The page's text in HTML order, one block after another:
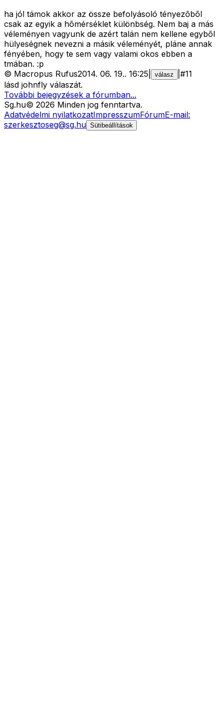
ha jól támok akkor az össze befolyásoló tényezõbõl
csak az egyik a hõmérséklet különbség. Nem baj a más
véleményen vagyunk de azért talán nem kellene egybõl
hülyeségnek nevezni a másik véleményét, pláne annak
fényében, hogy te sem vagy valami okos ebben a
tmában. :p
© Macropus Rufus2014. 06. 19.. 16:25 válasz #11
lásd johnfly válaszát.
További bejegyzések a fórumban...
Sg.hu© 2026 Minden jog fenntartva.
Adatvédelmi nyilatkozatImpresszumFórumE-mail:
szerkesztoseg@sg.hu Sütibeállítások